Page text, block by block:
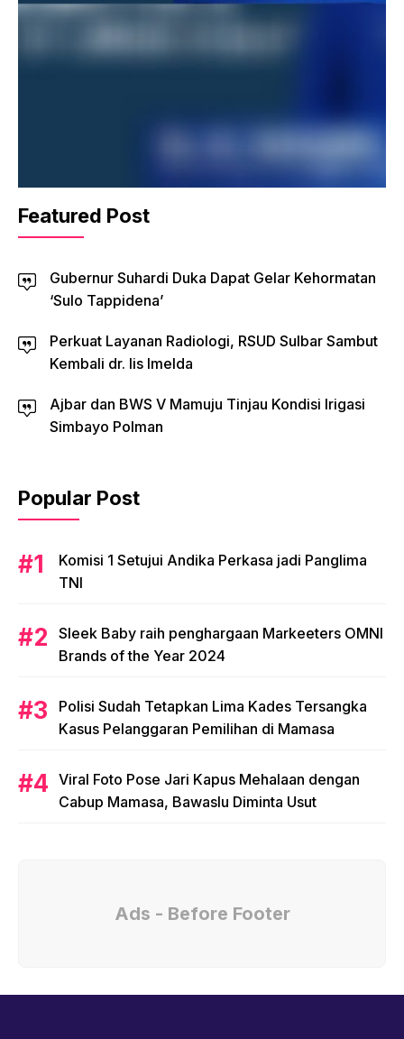
Featured Post
Gubernur Suhardi Duka Dapat Gelar Kehormatan
‘Sulo Tappidena’
Perkuat Layanan Radiologi, RSUD Sulbar Sambut
Kembali dr. Iis Imelda
Ajbar dan BWS V Mamuju Tinjau Kondisi Irigasi
Simbayo Polman
Popular Post
Komisi 1 Setujui Andika Perkasa jadi Panglima
TNI
Sleek Baby raih penghargaan Markeeters OMNI
Brands of the Year 2024
Polisi Sudah Tetapkan Lima Kades Tersangka
Kasus Pelanggaran Pemilihan di Mamasa
Viral Foto Pose Jari Kapus Mehalaan dengan
Cabup Mamasa, Bawaslu Diminta Usut
Ads - Before Footer